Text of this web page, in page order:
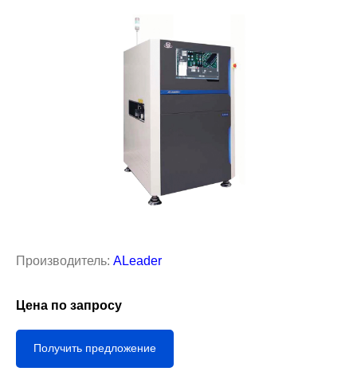
Производитель: ALeader
Цена по запросу
Получить предложение